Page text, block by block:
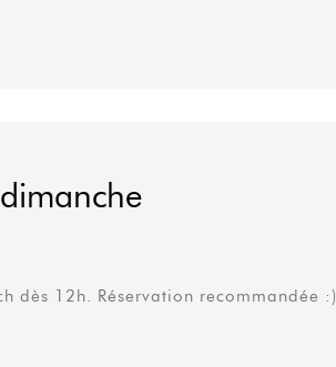
dès 12h. Réservation recommandée :)